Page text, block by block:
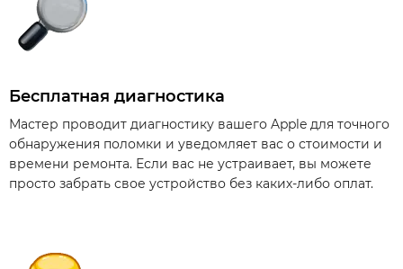
Бесплатная диагностика
Мастер проводит диагностику вашего Apple для точного
обнаружения поломки и уведомляет вас о стоимости и
времени ремонта. Если вас не устраивает, вы можете
просто забрать свое устройство без каких-либо оплат.